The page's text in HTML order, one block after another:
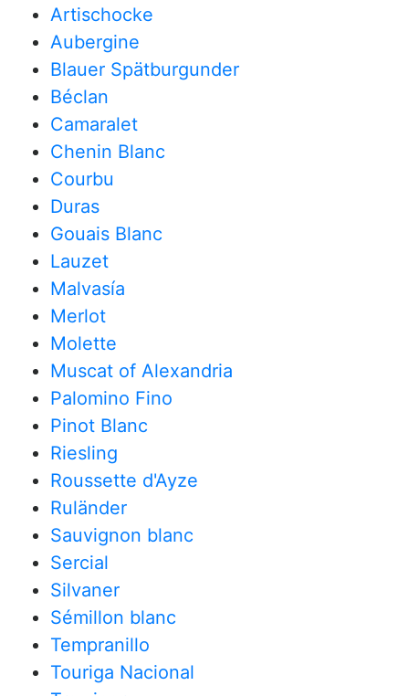
Artischocke
Aubergine
Blauer Spätburgunder
Béclan
Camaralet
Chenin Blanc
Courbu
Duras
Gouais Blanc
Lauzet
Malvasía
Merlot
Molette
Muscat of Alexandria
Palomino Fino
Pinot Blanc
Riesling
Roussette d'Ayze
Ruländer
Sauvignon blanc
Sercial
Silvaner
Sémillon blanc
Tempranillo
Touriga Nacional